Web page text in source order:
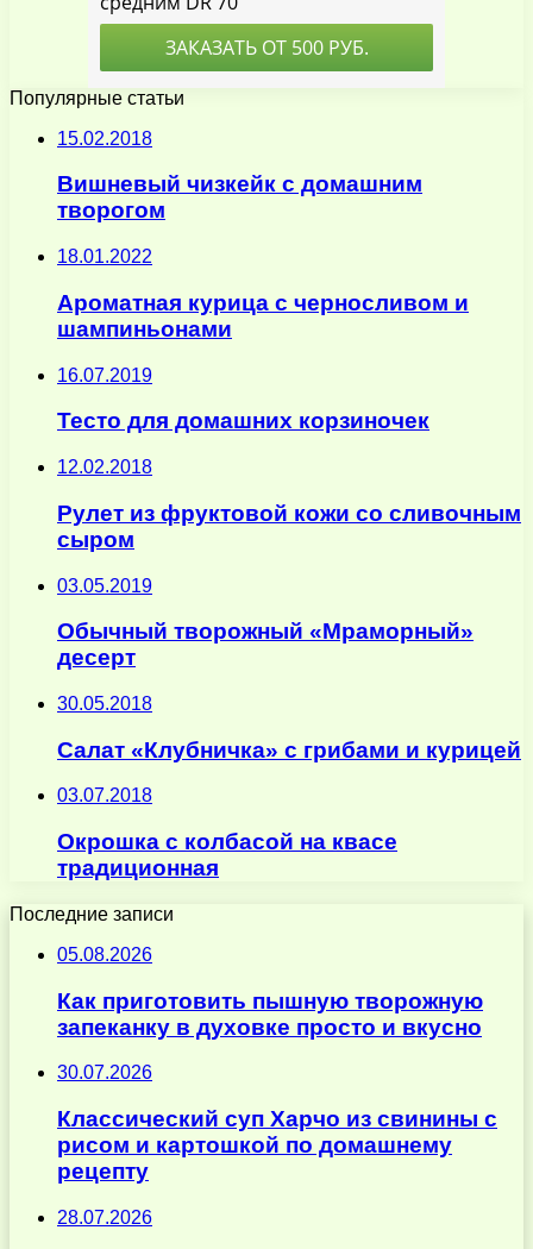
Популярные статьи
15.02.2018
Вишневый чизкейк с домашним
творогом
18.01.2022
Ароматная курица с черносливом и
шампиньонами
16.07.2019
Тесто для домашних корзиночек
12.02.2018
Рулет из фруктовой кожи со сливочным
сыром
03.05.2019
Обычный творожный «Мраморный»
десерт
30.05.2018
Салат «Клубничка» с грибами и курицей
03.07.2018
Окрошка с колбасой на квасе
традиционная
Последние записи
05.08.2026
Как приготовить пышную творожную
запеканку в духовке просто и вкусно
30.07.2026
Классический суп Харчо из свинины с
рисом и картошкой по домашнему
рецепту
28.07.2026